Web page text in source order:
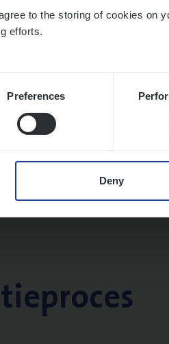
to the storing of cookies on
efforts.
Preferences
Deny